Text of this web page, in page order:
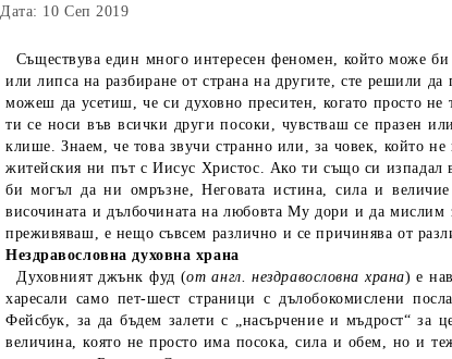
Дата: 10 Сеп 2019
Съществува един много интересен феномен, който може
или липса на разбиране от страна на другите, сте решили
можеш да усетиш, че си духовно преситен, когато просто
ти се носи във всички други посоки, чувстваш се празен
клише. Знаем, че това звучи странно или, за човек, който
житейския ни път с Иисус Христос. Ако ти също си изпадал
би могъл да ни омръзне, Неговата истина, сила и
височината и дълбочината на любовта Му дори и да
преживяваш, е нещо съвсем различно и се причинява от
Нездравословна духовна храна
Духовният джънк фуд (от англ. нездравословна храна) е
харесали само пет-шест страници с дълобокомислени
Фейсбук, за да бъдем залети с „насърчение и мъдрост“ за
величина, която не просто има посока, сила и обем, но и